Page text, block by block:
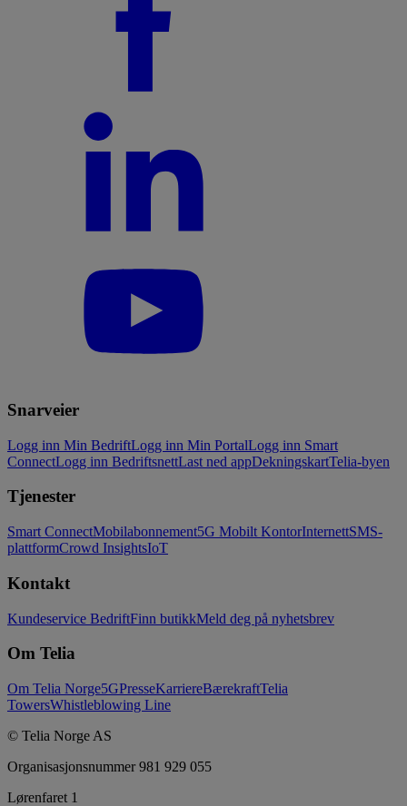
Snarveier
Logg inn Min BedriftLogg inn Min PortalLogg inn Smart
ConnectLogg inn BedriftsnettLast ned appDekningskartTelia-byen
Tjenester
Smart ConnectMobilabonnement5G Mobilt KontorInternettSMS-
plattformCrowd InsightsIoT
Kontakt
Kundeservice BedriftFinn butikkMeld deg på nyhetsbrev
Om Telia
Om Telia Norge5GPresseKarriereBærekraftTelia
TowersWhistleblowing Line
© Telia Norge AS
Organisasjonsnummer 981 929 055
Lørenfaret 1